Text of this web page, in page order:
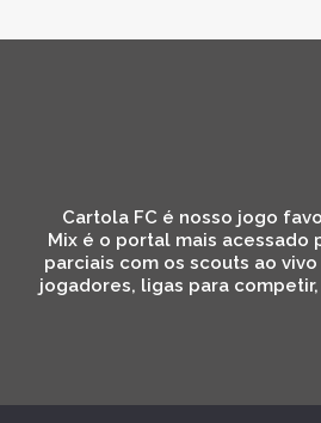
Cartola FC é nosso jogo
Mix é o portal mais
parciais com os scouts ao
jogadores, ligas para